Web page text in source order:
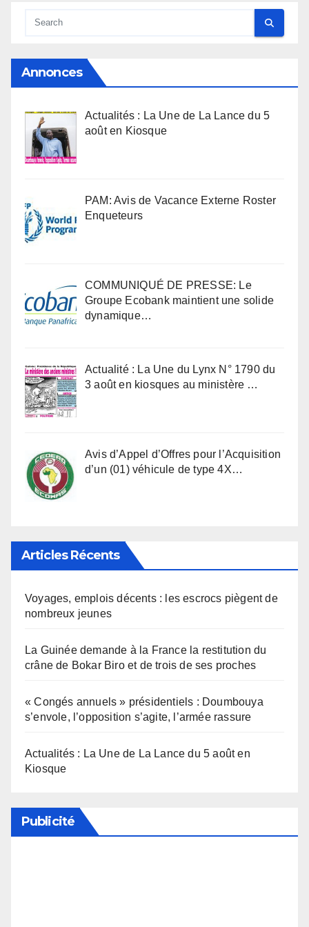
Annonces
Actualités : La Une de La Lance du 5
août en Kiosque
PAM: Avis de Vacance Externe Roster
Enqueteurs
COMMUNIQUÉ DE PRESSE: Le
Groupe Ecobank maintient une solide
dynamique…
Actualité : La Une du Lynx N° 1790 du
3 août en kiosques au ministère …
Avis d’Appel d’Offres pour l’Acquisition
d’un (01) véhicule de type 4X…
Articles Récents
Voyages, emplois décents : les escrocs piègent de
nombreux jeunes
La Guinée demande à la France la restitution du
crâne de Bokar Biro et de trois de ses proches
« Congés annuels » présidentiels : Doumbouya
s’envole, l’opposition s’agite, l’armée rassure
Actualités : La Une de La Lance du 5 août en
Kiosque
Publicité